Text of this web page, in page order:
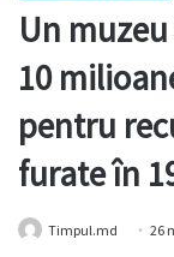
Un
10
pentru
furate în
Timpul.md 26